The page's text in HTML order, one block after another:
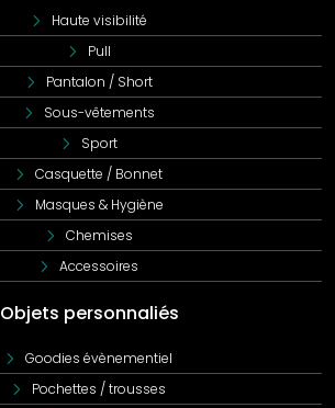
Haute visibilité
Pull
Pantalon / Short
Sous-vêtements
Sport
Casquette / Bonnet
Masques & Hygiène
Chemises
Accessoires
Objets personnaliés
Goodies évènementiel
Pochettes / trousses